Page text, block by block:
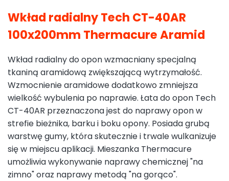
Wkład radialny Tech CT-40AR
100x200mm Thermacure Aramid
Wkład radialny do opon wzmacniany specjalną
tkaniną aramidową zwiększającą wytrzymałość.
Wzmocnienie aramidowe dodatkowo zmniejsza
wielkość wybulenia po naprawie. Łata do opon Tech
CT-40AR przeznaczona jest do naprawy opon w
strefie bieżnika, barku i boku opony. Posiada grubą
warstwę gumy, która skutecznie i trwale wulkanizuje
się w miejscu aplikacji. Mieszanka Thermacure
umożliwia wykonywanie naprawy chemicznej "na
zimno" oraz naprawy metodą "na gorąco".